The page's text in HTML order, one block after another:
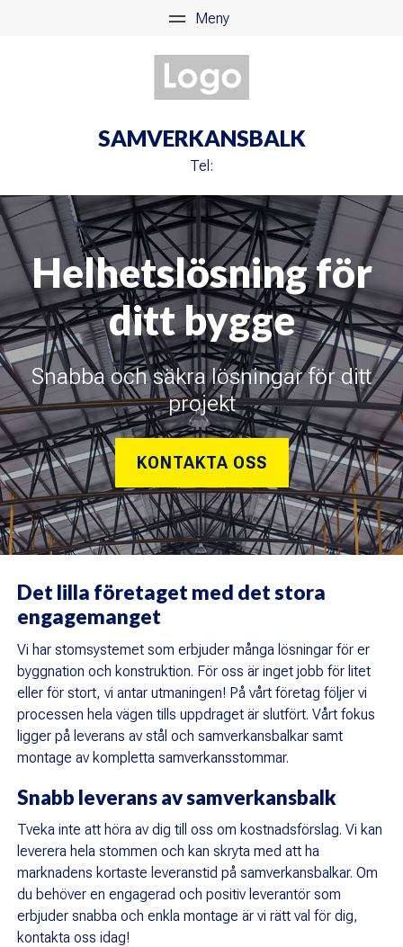
SAMVERKANSBALK
Tel:
Helhetslösning för
ditt bygge
Snabba och säkra lösningar för ditt
projekt
KONTAKTA OSS
Det lilla företaget med det stora
engagemanget
Vi har stomsystemet som erbjuder många lösningar för er
byggnation och konstruktion. För oss är inget jobb för litet
eller för stort, vi antar utmaningen! På vårt företag följer vi
processen hela vägen tills uppdraget är slutfört. Vårt fokus
ligger på leverans av stål och samverkansbalkar samt
montage av kompletta samverkansstommar.
Snabb leverans av samverkansbalk
Tveka inte att höra av dig till oss om kostnadsförslag. Vi kan
leverera hela stommen och kan skryta med att ha
marknadens kortaste leveranstid på samverkansbalkar. Om
du behöver en engagerad och positiv leverantör som
erbjuder snabba och enkla montage är vi rätt val för dig,
kontakta oss idag!